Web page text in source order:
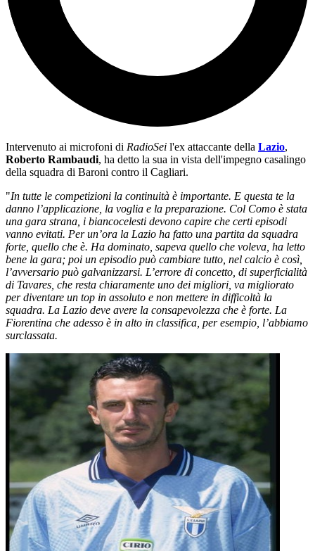
Intervenuto ai microfoni di RadioSei l'ex attaccante della Lazio,
Roberto Rambaudi, ha detto la sua in vista dell'impegno casalingo
della squadra di Baroni contro il Cagliari.
"In tutte le competizioni la continuità è importante. E questa te la
danno l’applicazione, la voglia e la preparazione. Col Como è stata
una gara strana, i biancocelesti devono capire che certi episodi
vanno evitati. Per un’ora la Lazio ha fatto una partita da squadra
forte, quello che è. Ha dominato, sapeva quello che voleva, ha letto
bene la gara; poi un episodio può cambiare tutto, nel calcio è così,
l’avversario può galvanizzarsi. L’errore di concetto, di superficialità
di Tavares, che resta chiaramente uno dei migliori, va migliorato
per diventare un top in assoluto e non mettere in difficoltà la
squadra. La Lazio deve avere la consapevolezza che è forte. La
Fiorentina che adesso è in alto in classifica, per esempio, l’abbiamo
surclassata.